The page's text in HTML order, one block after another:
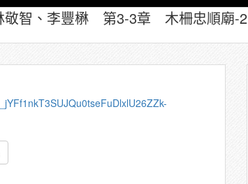
敬智、李豐楙 第3-3章 木柵忠順廟-2